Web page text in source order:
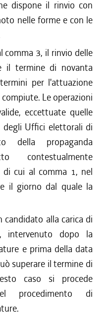
dispone il rinvio con
nelle forme e con le
comma 3, il rinvio delle
il termine di novanta
per l'attuazione
Le operazioni
eccettuate quelle
degli Uffici elettorali di
della propaganda
contestualmente
di cui al comma 1, nel
il giorno dal quale la
candidato alla carica di
intervenuto dopo la
e prima della data
superare il termine di
caso si procede
procedimento di